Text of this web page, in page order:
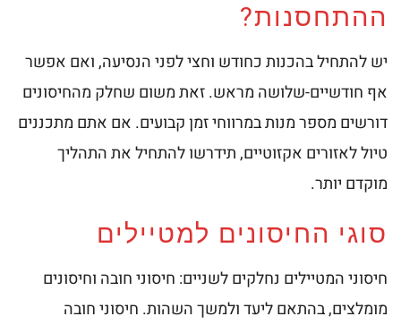
ההתחסנות?
יש להתחיל בהכנות כחודש וחצי לפני הנסיעה, ואם אפשר
אף חודשיים-שלושה מראש. זאת משום שחלק מהחיסונים
דורשים מספר מנות במרווחי זמן קבועים. אם אתם מתכננים
טיול לאזורים אקזוטיים, תידרשו להתחיל את התהליך
מוקדם יותר.
סוגי החיסונים למטיילים
חיסוני המטיילים נחלקים לשניים: חיסוני חובה וחיסונים
מומלצים, בהתאם ליעד ולמשך השהות. חיסוני חובה